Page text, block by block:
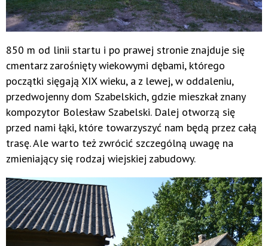
850 m od linii startu i po prawej stronie znajduje się
cmentarz zarośnięty wiekowymi dębami, którego
początki sięgają XIX wieku, a z lewej, w oddaleniu,
przedwojenny dom Szabelskich, gdzie mieszkał znany
kompozytor Bolesław Szabelski. Dalej otworzą się
przed nami łąki, które towarzyszyć nam będą przez całą
trasę. Ale warto też zwrócić szczególną uwagę na
zmieniający się rodzaj wiejskiej zabudowy.